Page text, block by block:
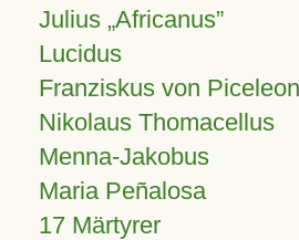
Julius Africanus
Lucidus
Franziskus von
Nikolaus Thomacellus
Menna-Jakobus
Maria Peñalosa
17 Märtyrer